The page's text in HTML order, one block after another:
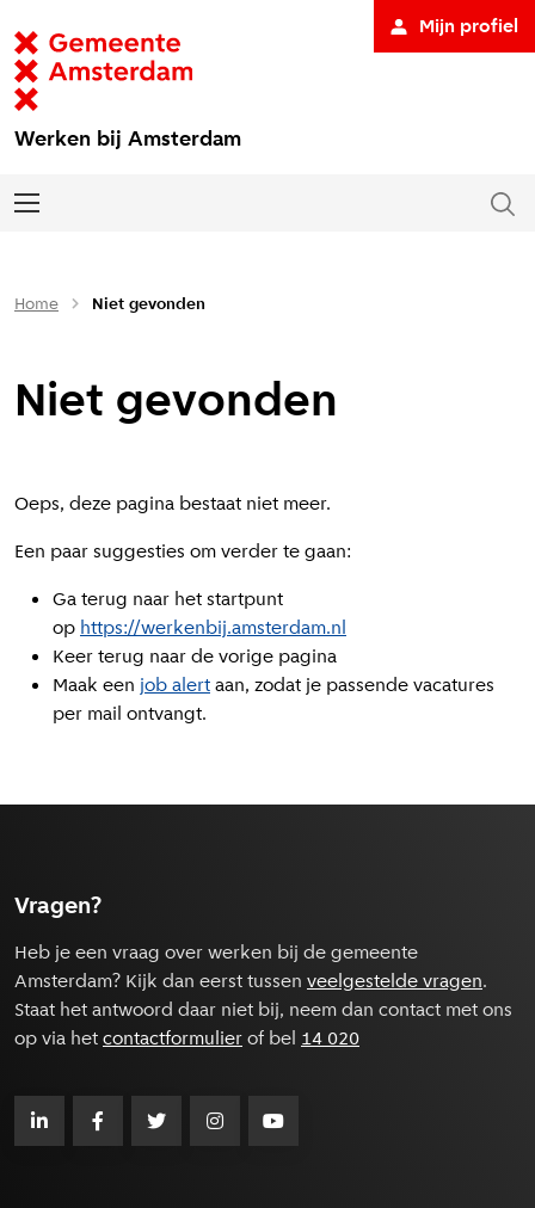
Werken bij Amsterdam
Mijn profiel
Home Niet gevonden
Niet gevonden
Oeps, deze pagina bestaat niet meer.
Een paar suggesties om verder te gaan:
Ga terug naar het startpunt
op https://werkenbij.amsterdam.nl
Keer terug naar de vorige pagina
Maak een job alertaan, zodat je passende vacatures
per mail ontvangt.
Vragen?
Heb je een vraag over werken bij de gemeente
Amsterdam? Kijk dan eerst tussen veelgestelde vragen.
Staat het antwoord daar niet bij, neem dan contact met ons
op via hetcontactformulierof bel 14 020